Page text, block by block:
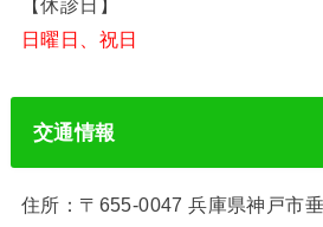
【休診日】
日曜日、祝日
交通情報
住所：〒655-0047 兵庫県神戸市